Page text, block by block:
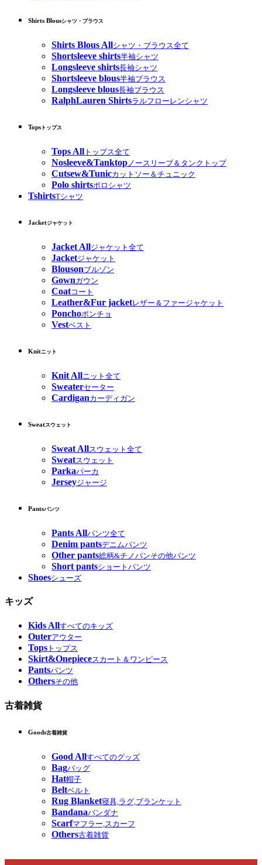
Shirts Blousシャツ・ブラウス
Shirts Blous Allシャツ・ブラウス全て
Shortsleeve shirts半袖シャツ
Longsleeve shirts長袖シャツ
Shortsleeve blous半袖ブラウス
Longsleeve blous長袖ブラウス
RalphLauren Shirtsラルフローレンシャツ
Tops トップス
Tops All トップス全て
Nosleeve&Tanktop ノースリーブ＆タンクトップ
Cutsew&Tunicカットソー＆チュニック
Polo shirtsポロシャツ
TshirtsTシャツ
Jacketジャケット
Jacket Allジャケット全て
Jacketジャケット
Blousonブルゾン
Gownガウン
Coatコート
Leather&Fur jacketレザー＆ファージャケット
Ponchoポンチョ
Vestベスト
Knitニット
Knit Allニット全て
Sweaterセーター
Cardiganカーディガン
Sweatスウェット
Sweat Allスウェット全て
Sweatスウェット
Parkaパーカ
Jerseyジャージ
Pantsパンツ
Pants Allパンツ全て
Denim pantsデニムパンツ
Other pants総柄&チノパンその他パンツ
Short pantsショートパンツ
Shoesシューズ
キッズ
Kids Allすべてのキッズ
Outerアウター
Tops トップス
Skirt&Onepieceスカート＆ワンピース
Pantsパンツ
Othersその他
古着雑貨
Goods古着雑貨
Good Allすべてのグッズ
Bagバッグ
Hat帽子
Beltベルト
Rug Blanket寝具,ラグ,ブランケット
Bandanaバンダナ
Scarfマフラー,スカーフ
Others古着雑貨